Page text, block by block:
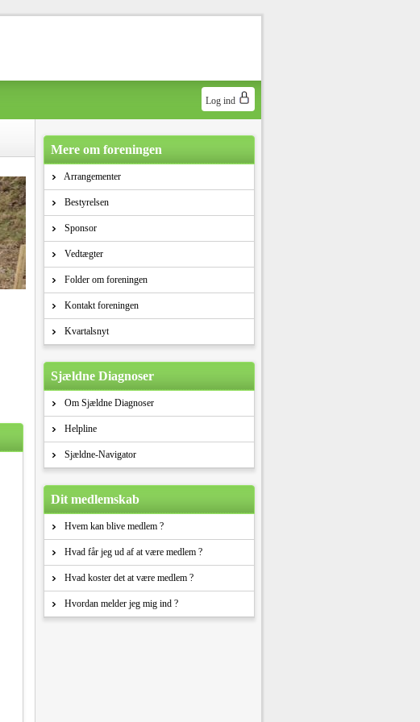
Log ind
Mere om foreningen
Arrangementer
Bestyrelsen
Sponsor
Vedtægter
Folder om foreningen
Kontakt foreningen
Kvartalsnyt
Sjældne Diagnoser
Om Sjældne Diagnoser
Helpline
Sjældne-Navigator
Dit medlemskab
Hvem kan blive medlem ?
Hvad får jeg ud af at være medlem ?
Hvad koster det at være medlem ?
Hvordan melder jeg mig ind ?